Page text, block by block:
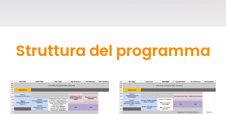
Struttura del programma